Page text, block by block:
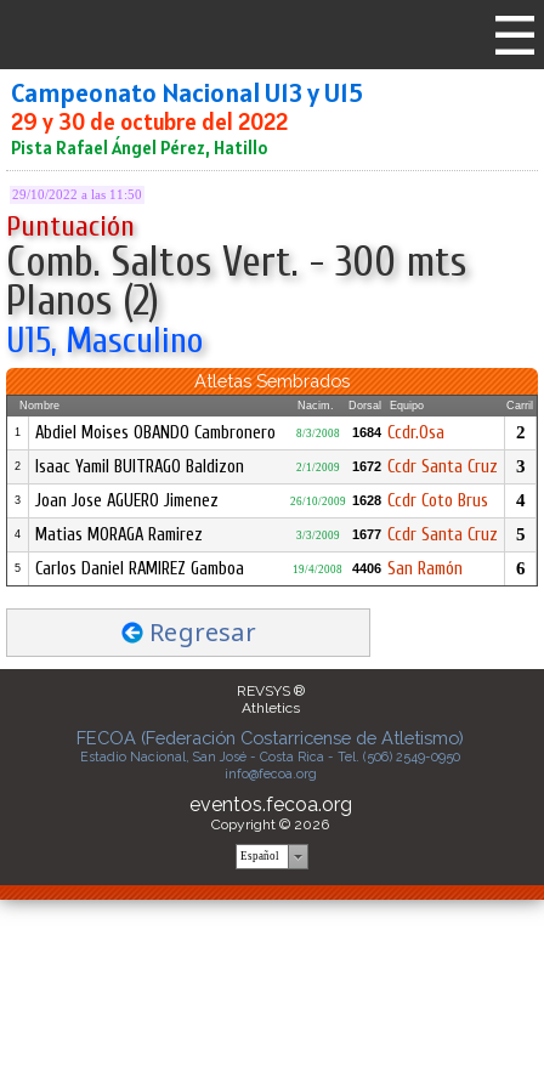
Campeonato Nacional U13 y U15
29 y 30 de octubre del 2022
Pista Rafael Ángel Pérez, Hatillo
29/10/2022 a las 11:50
Puntuación
Comb. Saltos Vert. - 300 mts
Planos (2)
U15, Masculino
Atletas Sembrados
Nombre Nacim. Dorsal Equipo Carril
1 Abdiel Moises OBANDO Cambronero 8/3/2008 1684 Ccdr.Osa 2
2 Isaac Yamil BUITRAGO Baldizon 2/1/2009 1672 Ccdr Santa Cruz 3
3 Joan Jose AGUERO Jimenez 26/10/2009 1628 Ccdr Coto Brus 4
4 Matias MORAGA Ramirez 3/3/2009 1677 Ccdr Santa Cruz 5
5 Carlos Daniel RAMIREZ Gamboa 19/4/2008 4406 San Ramón 6
Regresar
REVSYS ®
Athletics
FECOA (Federación Costarricense de Atletismo)
Estadio Nacional, San José - Costa Rica - Tel. (506) 2549-0950
info@fecoa.org
eventos.fecoa.org
Copyright © 2026